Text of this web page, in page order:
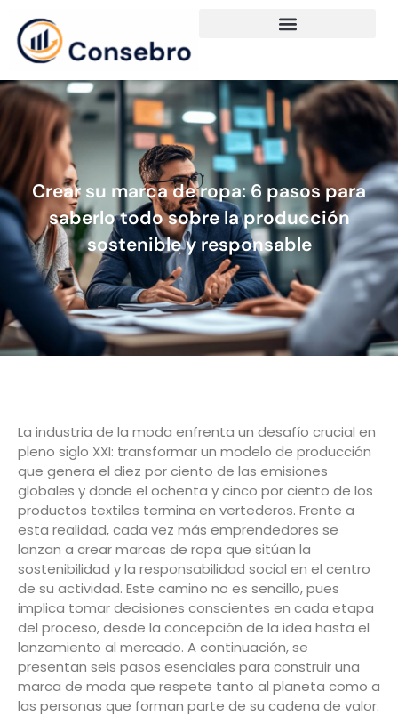
Crear su marca de ropa: 6 pasos para
saberlo todo sobre la producción
sostenible y responsable
La industria de la moda enfrenta un desafío crucial en
pleno siglo XXI: transformar un modelo de producción
que genera el diez por ciento de las emisiones
globales y donde el ochenta y cinco por ciento de los
productos textiles termina en vertederos. Frente a
esta realidad, cada vez más emprendedores se
lanzan a crear marcas de ropa que sitúan la
sostenibilidad y la responsabilidad social en el centro
de su actividad. Este camino no es sencillo, pues
implica tomar decisiones conscientes en cada etapa
del proceso, desde la concepción de la idea hasta el
lanzamiento al mercado. A continuación, se
presentan seis pasos esenciales para construir una
marca de moda que respete tanto al planeta como a
las personas que forman parte de su cadena de valor.